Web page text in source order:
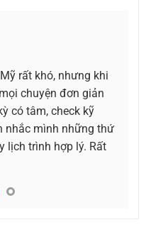
làm visa du lịch Mỹ
lo lắng, cũng check
Sau khi tìm hiểu thì
định sẽ nhờ bên
Mỹ cho mình. Thật
rất suôn sẻ và mình